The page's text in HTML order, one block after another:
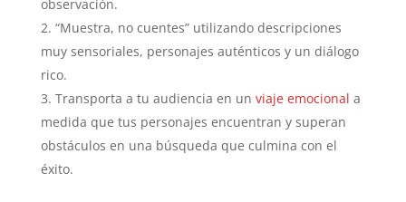
observación.
“Muestra, no cuentes” utilizando descripciones
muy sensoriales, personajes auténticos y un diálogo
rico.
Transporta a tu audiencia en un viaje emocional a
medida que tus personajes encuentran y superan
obstáculos en una búsqueda que culmina con el
éxito.